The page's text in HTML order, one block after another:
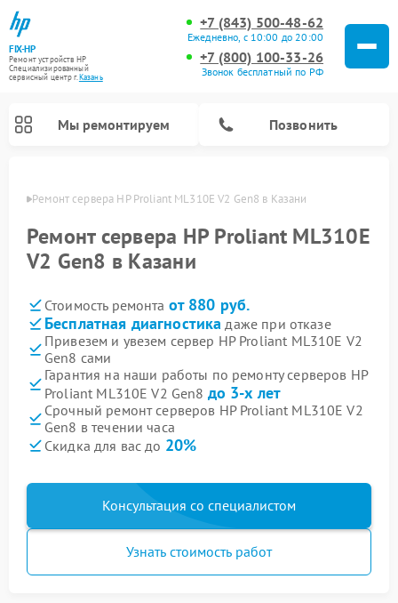
FIX-HP
Ремонт устройств HP
Специализированный
cервисный центр г.Казань
+7 (843) 500-48-62
Ежедневно, с 10:00 до 20:00
+7 (800) 100-33-26
Звонок бесплатный по РФ
Мы ремонтируем Позвонить
Ремонт сервера HP Proliant ML310E V2 Gen8 в Казани
Ремонт сервера HP Proliant ML310E
V2 Gen8 в Казани
Стоимость ремонта от 880 руб.
Бесплатная диагностика даже при отказе
Привезем и увезем сервер HP Proliant ML310E V2
Gen8 сами
Гарантия на наши работы по ремонту серверов HP
Proliant ML310E V2 Gen8 до 3-х лет
Срочный ремонт серверов HP Proliant ML310E V2
Gen8 в течении часа
Скидка для вас до 20%
Консультация со специалистом
Узнать стоимость работ